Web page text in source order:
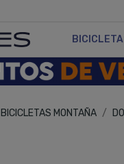
BICICLETAS MONTAÑA